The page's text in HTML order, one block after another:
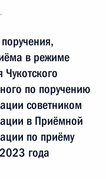
в режиме
по поручению
советником
в Приёмной
по приёму
года